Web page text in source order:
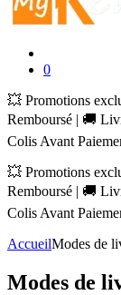
0
💥 Promotions
Remboursé | 🚚
Colis Avant
💥 Promotions
Remboursé | 🚚
Colis Avant
AccueilModes de
Modes de